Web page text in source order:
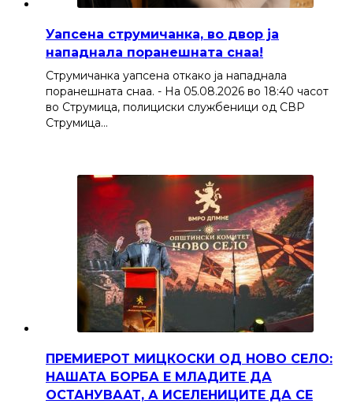
Уапсена струмичанка, во двор ја
нападнала поранешната снаа!
Струмичанка уапсена откако ја нападнала
поранешната снаа. - На 05.08.2026 во 18:40 часот
во Струмица, полициски службеници од СВР
Струмица…
ПРЕМИЕРОТ МИЦКОСКИ ОД НОВО СЕЛО:
НАШАТА БОРБА Е МЛАДИТЕ ДА
ОСТАНУВААТ, А ИСЕЛЕНИЦИТЕ ДА СЕ